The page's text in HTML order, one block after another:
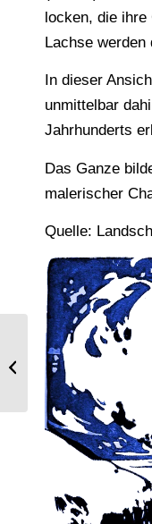
locken, die ihre
Lachse werden
In dieser
unmittelbar
Jahrhunderts
Das Ganze
malerischer
Quelle:
Klöppelspitzen mit
Reticellamusterung.